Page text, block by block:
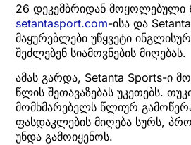
26 დეკემბრიდან მოყოლებული
setantasport.com-ისა და
მაყურებლები უწყვეტი
შეძლებენ სიამოვნების მიღებას.
ამას გარდა, Setanta Sports-ი
წლის შეთავაზებას უკეთებს.
მომხმარებელს წლიურ
ფასდაკლების მიღება სურს,
უნდა გამოიყენოს.